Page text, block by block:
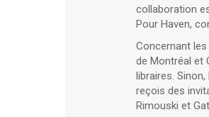
collaboration
Pour Haven,
Concernant
de Montréal et
libraires.
reçois des
Rimouski et